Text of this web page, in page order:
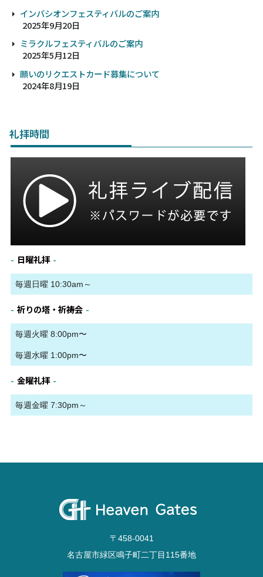
インバシオンフェスティバルのご案内
2025年9月20日
ミラクルフェスティバルのご案内
2025年5月12日
願いのリクエストカード募集について
2024年8月19日
礼拝時間
日曜礼拝
毎週日曜 10:30am～
祈りの塔・祈祷会
毎週火曜 8:00pm〜
毎週水曜 1:00pm〜
金曜礼拝
毎週金曜 7:30pm～
〒458-0041
名古屋市緑区鳴子町二丁目115番地